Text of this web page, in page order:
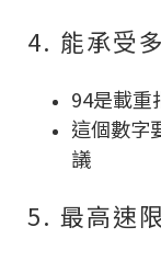
4. 能承受
94是載重
這個數字
議
5. 最高速